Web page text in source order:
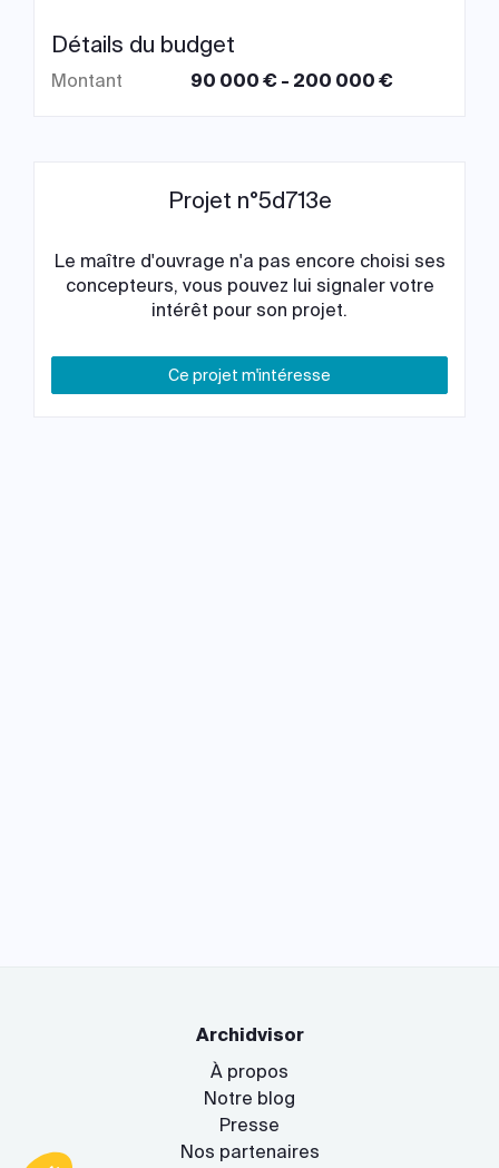
Détails du budget
Montant 90 000 € - 200 000 €
Projet n°5d713e
Le maître d'ouvrage n'a pas encore choisi ses
concepteurs, vous pouvez lui signaler votre
intérêt pour son projet.
Ce projet m'intéresse
Archidvisor
À propos
Notre blog
Presse
Nos partenaires